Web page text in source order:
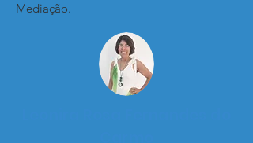
Mediação.